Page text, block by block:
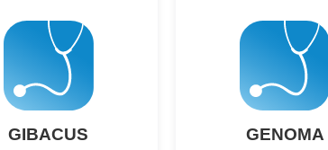
GIBACUS GENOMA